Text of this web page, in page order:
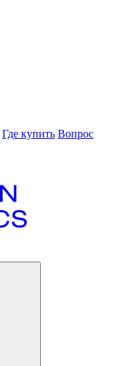
Где купить Вопрос